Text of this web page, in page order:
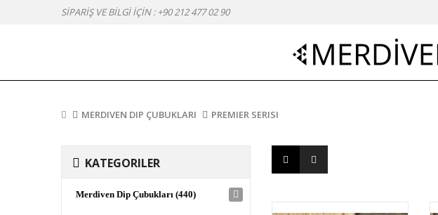
SİPARİŞ VE BİLGİ İÇİN : +90 212 477 02 90
MERDIVEN DIP ÇUBUKLARI PREMIER SERISI
KATEGORILER
Merdiven Dip Çubukları (440)